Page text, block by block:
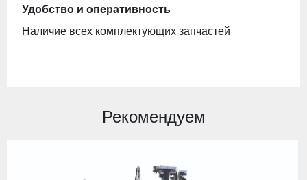
Удобство и оперативность
Наличие всех комплектующих запчастей
Рекомендуем